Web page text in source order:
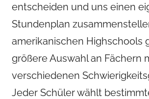
entscheiden und uns einen
Stundenplan
amerikanischen Highschools
größere Auswahl an Fächern
verschiedenen
Jeder Schüler wählt